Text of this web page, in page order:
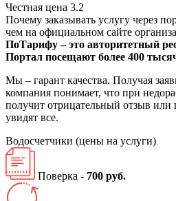
Честная цена 3.2
Почему заказывать услугу через
чем на официальном сайте
ПоТарифу – это авторитетный
Портал посещают более 400
Мы – гарант качества. Получая
компания понимает, что при
получит отрицательный отзыв или
увидят все.
Водосчетчики (цены на услуги)
Поверка - 700 руб.